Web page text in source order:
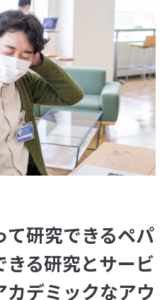
て研究できるペパ
る研究とサービ
カデミックなアウ